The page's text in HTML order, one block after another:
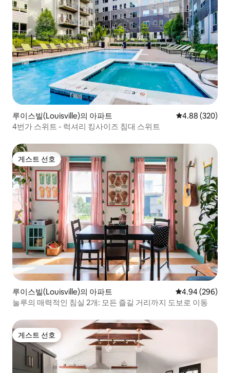
루이스빌(Louisville)의 아파트 평점 4.88점(5
4.88 (320)
4번가 스위트 - 럭셔리 킹사이즈 침대 스위트
게스트 선호
게스트 선호
루이스빌(Louisville)의 아파트 평점 4.94점(5
4.94 (296)
눌루의 매력적인 침실 2개: 모든 즐길 거리까지 도보로 이동
게스트 선호
게스트 선호